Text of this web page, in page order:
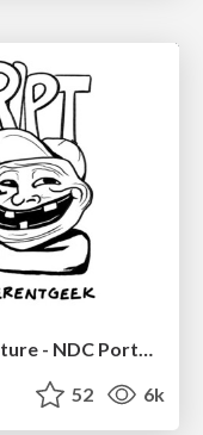
JavaScript: Past, Present, and Future - NDC Porto 2020
52 6k